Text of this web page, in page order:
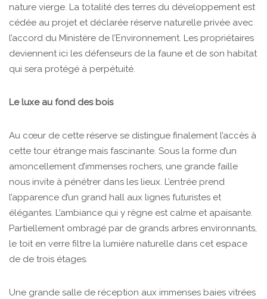
nature vierge. La totalité des terres du développement est
cédée au projet et déclarée réserve naturelle privée avec
l’accord du Ministère de l’Environnement. Les propriétaires
deviennent ici les défenseurs de la faune et de son habitat
qui sera protégé à perpétuité.
Le luxe au fond des bois
Au cœur de cette réserve se distingue finalement l’accès à
cette tour étrange mais fascinante. Sous la forme d’un
amoncellement d’immenses rochers, une grande faille
nous invite à pénétrer dans les lieux. L’entrée prend
l’apparence d’un grand hall aux lignes futuristes et
élégantes. L’ambiance qui y règne est calme et apaisante.
Partiellement ombragé par de grands arbres environnants,
le toit en verre filtre la lumière naturelle dans cet espace
de de trois étages.
Une grande salle de réception aux immenses baies vitrées